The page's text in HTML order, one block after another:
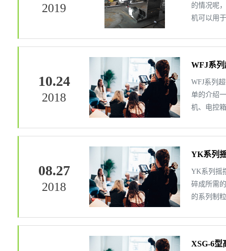
2019
的情况呢
机可以用
10.24
2018
WFJ系
WFJ系列
单的介绍
机、电控
08.27
2018
YK系列
YK系列摇
碎成所需
的系列制
XSG-6型